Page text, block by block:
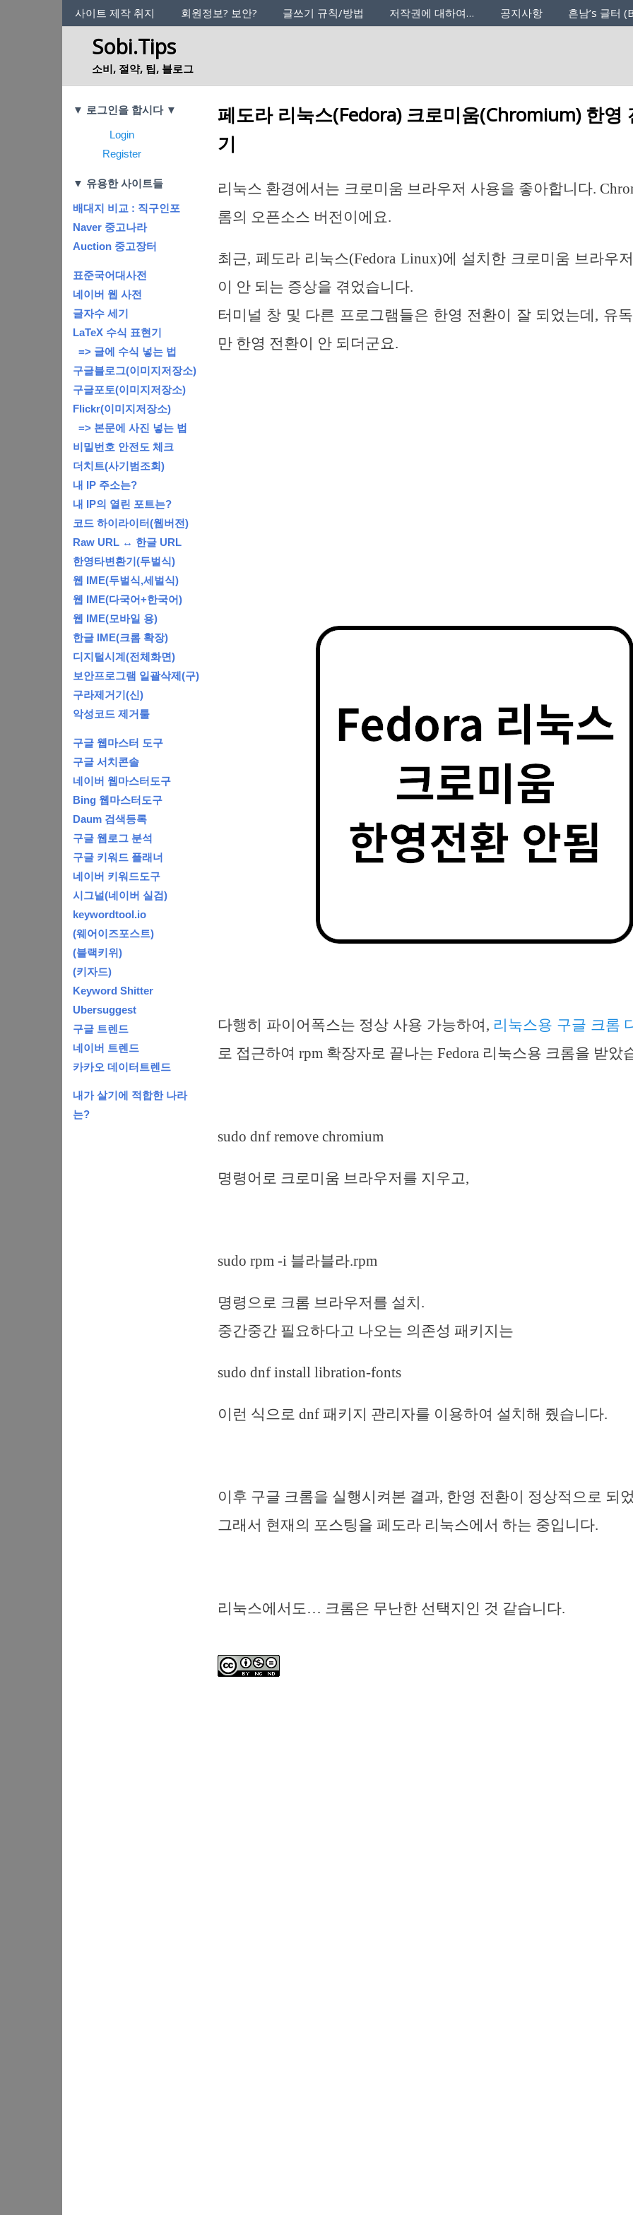
사이트의 정체성
사이트 제작 취지 회원정보? 보안? 글쓰기 규칙/방법 저작권에 대하여… 공지사항 흔남’s 글터
Sobi.Tips
소비, 절약, 팁, 블로그
Categories
페도라 리눅스(Fedora) 크로미움(Chromium) 한영
기
리눅스 환경에서는 크로미움 브라우저 사용을 좋아합니다.
롬의 오픈소스 버전이에요.
최근, 페도라 리눅스(Fedora Linux)에 설치한 크로미움 브라우
이 안 되는 증상을 겪었습니다.
터미널 창 및 다른 프로그램들은 한영 전환이 잘 되었는데, 유독
만 한영 전환이 안 되더군요.
다행히 파이어폭스는 정상 사용 가능하여, 리눅스용 구글 크롬
로 접근하여 rpm 확장자로 끝나는 Fedora 리눅스용 크롬을 받았
sudo dnf remove chromium
명령어로 크로미움 브라우저를 지우고,
sudo rpm -i 블라블라.rpm
명령으로 크롬 브라우저를 설치.
중간중간 필요하다고 나오는 의존성 패키지는
sudo dnf install libration-fonts
이런 식으로 dnf 패키지 관리자를 이용하여 설치해 줬습니다.
이후 구글 크롬을 실행시켜본 결과, 한영 전환이 정상적으로 되
그래서 현재의 포스팅을 페도라 리눅스에서 하는 중입니다.
리눅스에서도… 크롬은 무난한 선택지인 것 같습니다.
▼ 로그인을 합시다 ▼
Login
Register
▼ 유용한 사이트들
배대지 비교 : 직구인포
Naver 중고나라
Auction 중고장터
표준국어대사전
네이버 웹 사전
글자수 세기
LaTeX 수식 표현기
=> 글에 수식 넣는 법
구글블로그(이미지저장소)
구글포토(이미지저장소)
Flickr(이미지저장소)
=> 본문에 사진 넣는 법
비밀번호 안전도 체크
더치트(사기범조회)
내 IP 주소는?
내 IP의 열린 포트는?
코드 하이라이터(웹버전)
Raw URL ↔ 한글 URL
한영타변환기(두벌식)
웹 IME(두벌식,세벌식)
웹 IME(다국어+한국어)
웹 IME(모바일 용)
한글 IME(크롬 확장)
디지털시계(전체화면)
보안프로그램 일괄삭제(구)
구라제거기(신)
악성코드 제거툴
구글 웹마스터 도구
구글 서치콘솔
네이버 웹마스터도구
Bing 웹마스터도구
Daum 검색등록
구글 웹로그 분석
구글 키워드 플래너
네이버 키워드도구
시그널(네이버 실검)
keywordtool.io
(웨어이즈포스트)
(블랙키위)
(키자드)
Keyword Shitter
Ubersuggest
구글 트렌드
네이버 트렌드
카카오 데이터트렌드
내가 살기에 적합한 나라
는?